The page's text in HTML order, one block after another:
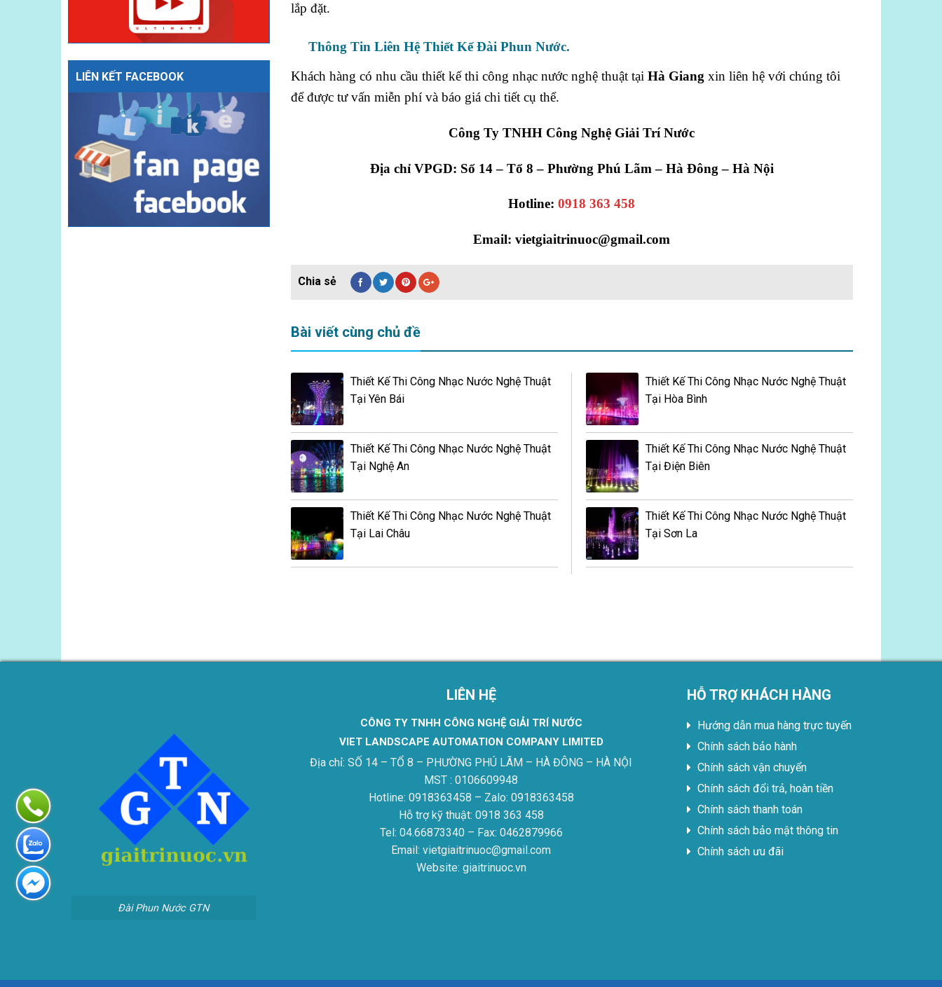
LIÊN KẾT FACEBOOK
lắp đặt.
Thông Tin Liên Hệ Thiết Kế Đài Phun Nước.
Khách hàng có nhu cầu thiết kế thi công nhạc nước nghệ thuật tại Hà Giang xin liên hệ với chúng tôi
để được tư vấn miễn phí và báo giá chi tiết cụ thể.
Công Ty TNHH Công Nghệ Giải Trí Nước
Địa chỉ VPGD: Số 14 – Tổ 8 – Phường Phú Lãm – Hà Đông – Hà Nội
Hotline:0918 363 458
Email: vietgiaitrinuoc@gmail.com
Bài viết cùng chủ đề
Thiết Kế Thi Công Nhạc Nước Nghệ Thuật
Tại Yên Bái
Thiết Kế Thi Công Nhạc Nước Nghệ Thuật
Tại Nghệ An
Thiết Kế Thi Công Nhạc Nước Nghệ Thuật
Tại Lai Châu
Thiết Kế Thi Công Nhạc Nước Nghệ Thuật
Tại Hòa Bình
Thiết Kế Thi Công Nhạc Nước Nghệ Thuật
Tại Điện Biên
Thiết Kế Thi Công Nhạc Nước Nghệ Thuật
Tại Sơn La
Đài Phun Nước GTN
LIÊN HỆ
CÔNG TY TNHH CÔNG NGHỆ GIẢI TRÍ NƯỚC
VIET LANDSCAPE AUTOMATION COMPANY LIMITED
Địa chỉ: SỐ 14 – TỔ 8 – PHƯỜNG PHÚ LÃM – HÀ ĐÔNG – HÀ NỘI
MST : 0106609948
Hotline: 0918363458 – Zalo: 0918363458
Hỗ trợ kỹ thuật: 0918 363 458
Tel: 04.66873340 – Fax: 0462879966
Email: vietgiaitrinuoc@gmail.com
Website: giaitrinuoc.vn
HỖ TRỢ KHÁCH HÀNG
Hướng dẫn mua hàng trực tuyến
Chính sách bảo hành
Chính sách vận chuyển
Chính sách đổi trả, hoàn tiền
Chính sách thanh toán
Chính sách bảo mật thông tin
Chính sách ưu đãi